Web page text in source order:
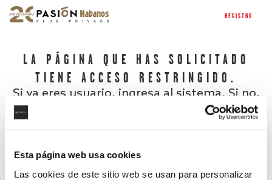
Esta página web usa cookies
Las cookies de este sitio web se usan para personalizar
REGISTRO
LA PÁGINA QUE HAS SOLICITADO
TIENE ACCESO RESTRINGIDO.
Si ya eres usuario, ingresa al sistema. Si no,